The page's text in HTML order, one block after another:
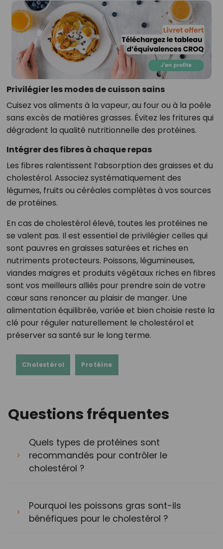
Privilégier les modes de cuisson sains
Cuisez vos aliments à la vapeur, au four ou à la poêle
sans excès de matières grasses. Évitez les fritures qui
dégradent la qualité nutritionnelle des protéines.
Intégrer des fibres à chaque repas
Les fibres ralentissent l’absorption des graisses et du
cholestérol. Associez systématiquement des
légumes, fruits ou céréales complètes à vos sources
de protéines.
En cas de cholestérol élevé, toutes les protéines ne
se valent pas. Il est essentiel de privilégier celles qui
sont pauvres en graisses saturées et riches en
nutriments protecteurs. Poissons, légumineuses,
viandes maigres et produits végétaux riches en fibres
sont vos meilleurs alliés pour prendre soin de votre
cœur sans renoncer au plaisir de manger. Une
alimentation équilibrée, variée et bien choisie reste la
clé pour réguler naturellement le cholestérol et
préserver sa santé sur le long terme.
Cholestérol Protéine
Questions fréquentes
Quels types de protéines sont
recommandés pour contrôler le
cholestérol ?
Pourquoi les poissons gras sont-ils
bénéfiques pour le cholestérol ?